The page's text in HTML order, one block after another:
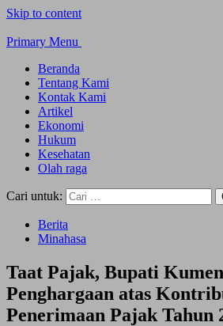
Skip to content
Primary Menu
Beranda
Tentang Kami
Kontak Kami
Artikel
Ekonomi
Hukum
Kesehatan
Olah raga
Cari untuk:
Berita
Minahasa
Taat Pajak, Bupati
Penghargaan atas
Penerimaan Pajak Tahun